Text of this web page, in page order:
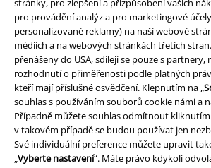
stránky, pro zlepšení a přizpůsobení vašich
pro provádění analýz a pro marketingové
personalizované reklamy) na naší webové
médiích a na webových stránkách třetích
přenášeny do USA, sdílejí se pouze s partnery,
rozhodnutí o přiměřenosti podle platných
kteří mají příslušné osvědčení. Klepnutím na „
souhlas s používáním souborů cookie námi a
Případně můžete souhlas odmítnout kliknutím
v takovém případě se budou používat jen
Své individuální preference můžete upravit
„Vyberte nastavení“. Máte právo kdykoli
Prohlášení
Ochrana osobních údajů
Likvidace odpadu a ochrana životního
Prohlášení o shodě
Informace o přístupnosti